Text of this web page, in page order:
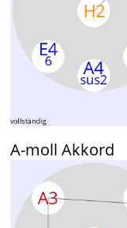
A-moll Akkord